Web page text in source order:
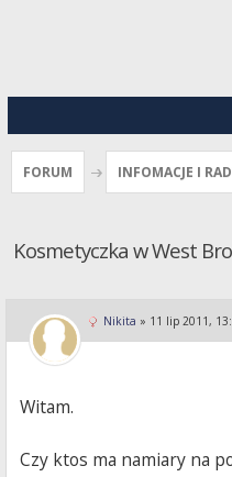
FORUM INFOMACJE I
Kosmetyczka w West
Nikita » 11 lip 2011,
Witam.
Czy ktos ma namiary na